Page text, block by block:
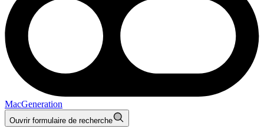
MacGeneration
Ouvrir formulaire de recherche